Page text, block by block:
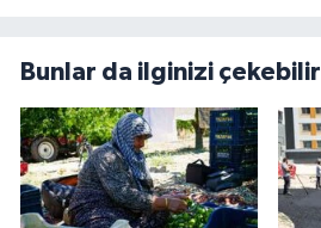
Bunlar da ilginizi çekebilir